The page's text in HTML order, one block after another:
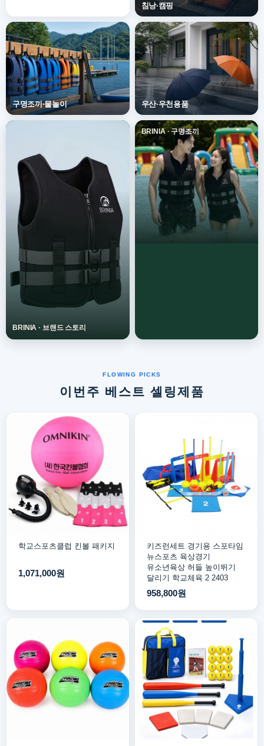
이번주 베스트 셀링제품
학교스포츠클럽 킨볼 패키지
1,071,000원
키즈런세트 경기용 스포타임
뉴스포츠 육상경기
유소년육상 허들 높이뛰기
달리기 학교체육 2 2403
958,800원